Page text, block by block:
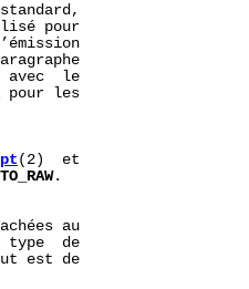
pour
avec  le
pour les
(2)  et
.
au
type  de
est de